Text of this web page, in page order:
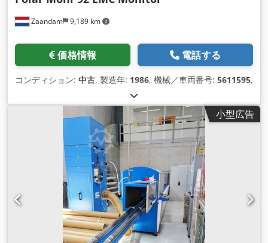
Zaandam 9,189 km
価格情報 電話する
コンディション: 中古, 製造年: 1986, 機械／車両番号: 5611595,
小型広告